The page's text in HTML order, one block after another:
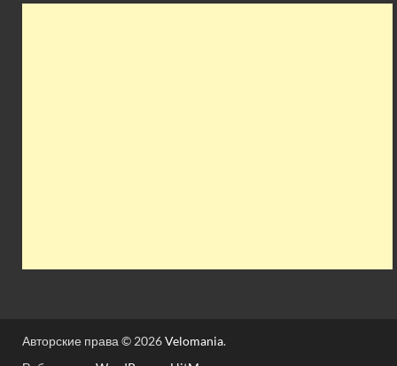
Авторские права © 2026Velomania.